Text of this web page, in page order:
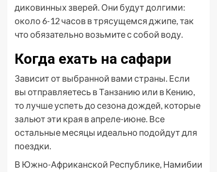
диковинных зверей. Они будут долгими:
около 6-12 часов в трясущемся джипе, так
что обязательно возьмите с собой воду.
Когда ехать на сафари
Зависит от выбранной вами страны. Если
вы отправляетесь в Танзанию или в Кению,
то лучше успеть до сезона дождей, которые
зальют эти края в апреле-июне. Все
остальные месяцы идеально подойдут для
поездки.
В Южно-Африканской Республике, Намибии